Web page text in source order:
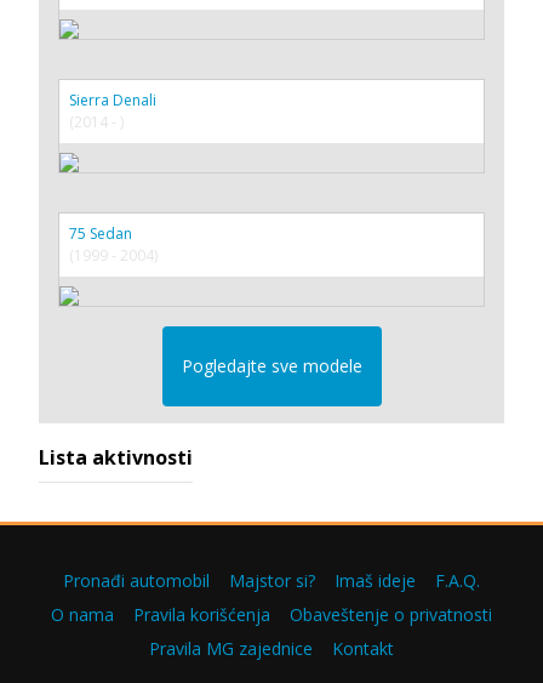
Sierra Denali
(2014 - )
75 Sedan
(1999 - 2004)
Pogledajte sve modele
Lista aktivnosti
Pronađi automobil Majstor si? Imaš ideje
F.A.Q.
O nama
Pravila korišćenja
Obaveštenje o privatnosti
Pravila MG zajednice
Kontakt